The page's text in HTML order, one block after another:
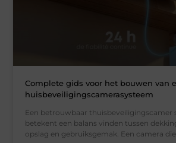
Complete gids voor het bouwen van
huisbeveiligingscamerasysteem
Een betrouwbaar thuisbeveiligingscamer
betekent een balans vinden tussen
opslag en gebruiksgemak. Een camera